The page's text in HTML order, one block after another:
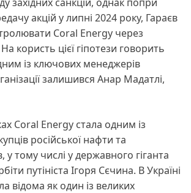
акцій у липні 2024 року, Гараєв
Coral Energy через
користь цієї гіпотези говорить
із ключових менеджерів
залишився Анар Мадатлі,
Coral Energy стала одним із
російської нафти та
у тому числі у державного гіганта
путініста Ігоря Сєчина. В Україні
відома як один із великих